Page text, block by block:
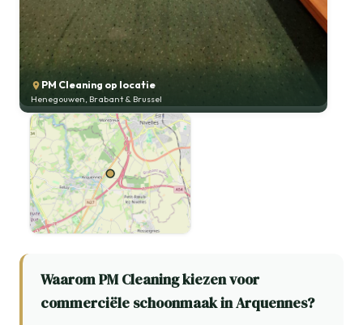
PM Cleaning op locatie
Henegouwen, Brabant & Brussel
Waarom PM Cleaning kiezen voor
commerciële schoonmaak in Arquennes?